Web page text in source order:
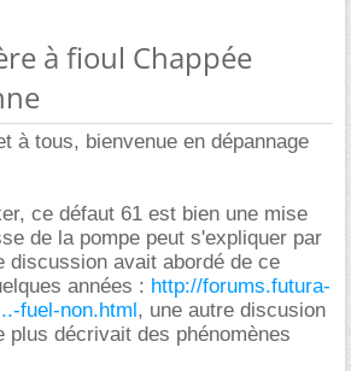
à fioul Chappée
à tous, bienvenue en dépannage
ce défaut 61 est bien une mise
de la pompe peut s'expliquer par
discussion avait abordé de ce
années : http://forums.futura-
fuel-non.html, une autre discusion
plus décrivait des phénomènes